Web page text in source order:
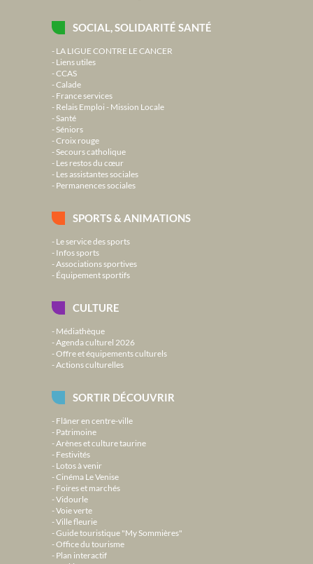
SOCIAL, SOLIDARITÉ SANTÉ
LA LIGUE CONTRE LE CANCER
Liens utiles
CCAS
Calade
France services
Relais Emploi - Mission Locale
Santé
Séniors
Croix rouge
Secours catholique
Les restos du cœur
Les assistantes sociales
Permanences sociales
SPORTS & ANIMATIONS
Le service des sports
Infos sports
Associations sportives
Équipement sportifs
CULTURE
Médiathèque
Agenda culturel 2026
Offre et équipements culturels
Actions culturelles
SORTIR DÉCOUVRIR
Flâner en centre-ville
Patrimoine
Arènes et culture taurine
Festivités
Lotos à venir
Cinéma Le Venise
Foires et marchés
Vidourle
Voie verte
Ville fleurie
Guide touristique "My Sommières"
Office du tourisme
Plan interactif